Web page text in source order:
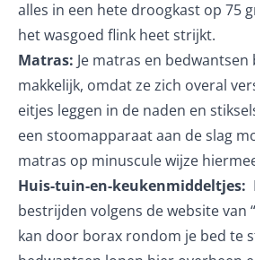
alles in een hete droogkast op 75
het wasgoed flink heet strijkt.
Matras: Je matras en
makkelijk, omdat ze zich overal
eitjes leggen in de naden en
een stoomapparaat aan de slag
matras op minuscule wijze
Huis-tuin-en-keukenmiddeltjes:
bestrijden volgens de website van
kan door borax rondom je bed te